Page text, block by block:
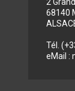
68140
Tél.
eMail :